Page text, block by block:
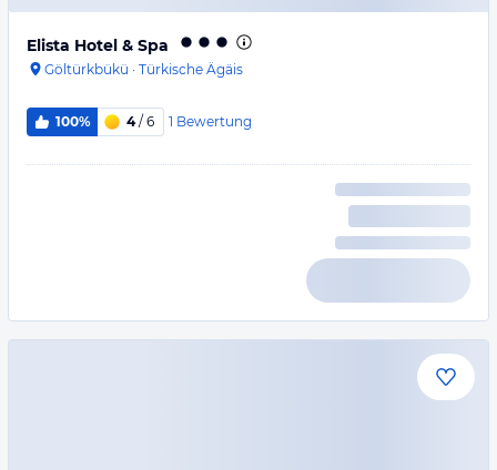
Elista Hotel & Spa
Göltürkbükü · Türkische Ägäis
100% 4/ 6 1 Bewertung